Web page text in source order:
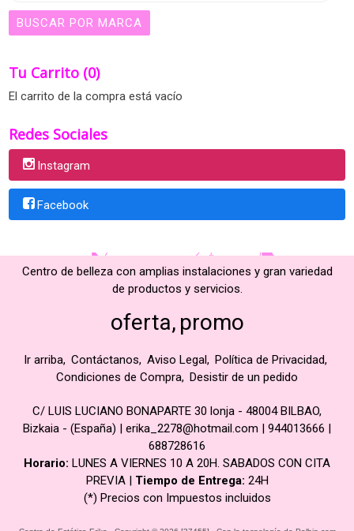
Tu Carrito (0)
El carrito de la compra está vacío
Redes Sociales
Instagram
Facebook
Centro de belleza con amplias instalaciones y gran variedad
de productos y servicios.
oferta promo
Ir arriba Contáctanos Aviso Legal Política de Privacidad
Condiciones de Compra Desistir de un pedido
C/ LUIS LUCIANO BONAPARTE 30 lonja - 48004 BILBAO,
Bizkaia - (España) | erika_2278@hotmail.com | 944013666 |
688728616
Horario: LUNES A VIERNES 10 A 20H. SABADOS CON CITA
PREVIA | Tiempo de Entrega: 24H
(*) Precios con Impuestos incluidos